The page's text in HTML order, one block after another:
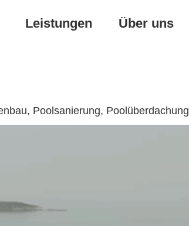
Leistungen Über uns
Poolsanierung, Poolüberdachung